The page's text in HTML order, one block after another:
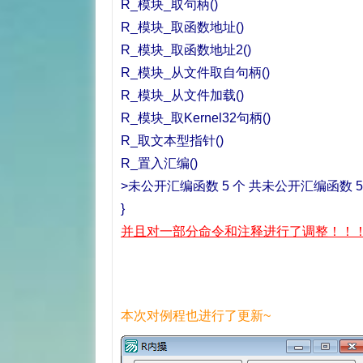
R_模块_取句柄()
R_模块_取函数地址()
R_模块_取函数地址2()
R_模块_从文件取自句柄()
R_模块_从文件加载()
R_模块_取Kernel32句柄()
R_取文本型指针()
R_置入汇编()
>未公开汇编函数 5 个 共未公开汇编函数
}
并且对一部分命令和注释进行了调整！！
本次对例程也进行了更新~